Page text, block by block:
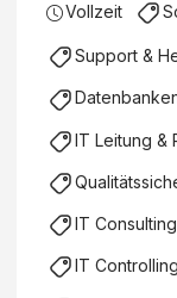
Vollzeit
Support &
IT Leitung &
IT Consulting
IT